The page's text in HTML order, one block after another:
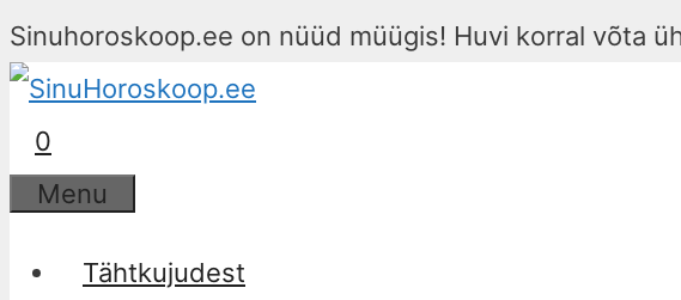
Sinuhoroskoop.ee on nüüd müügis! Huvi korral võta
0
Menu
Tähtkujudest